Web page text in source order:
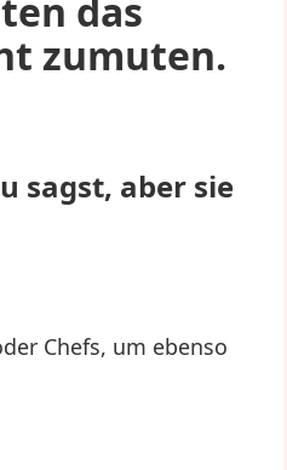
das
zumuten.
sagst, aber sie
Chefs, um ebenso